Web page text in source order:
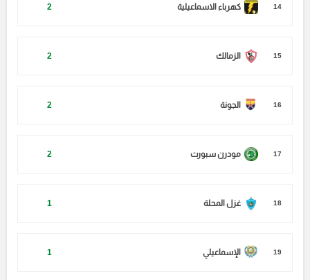
14 كهرباء الاسماعيلية 2
15 الزمالك 2
16 الجونة 2
17 مودرن سبورت 2
18 غزل المحلة 1
19 الإسماعيلي 1